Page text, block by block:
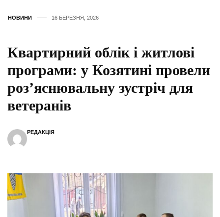
НОВИНИ 16 БЕРЕЗНЯ, 2026
Квартирний облік і житлові
програми: у Козятині провели
роз’яснювальну зустріч для
ветеранів
РЕДАКЦІЯ